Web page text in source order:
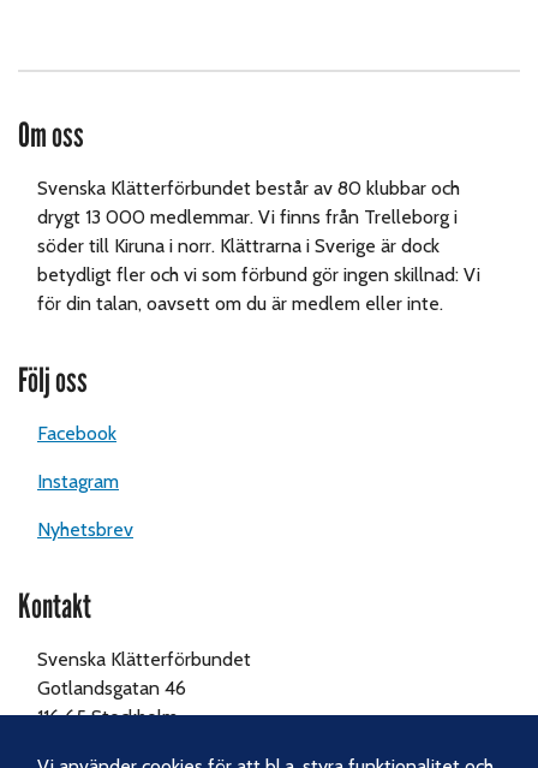
Om oss
Svenska Klätterförbundet består av 80 klubbar och
drygt 13 000 medlemmar. Vi finns från Trelleborg i
söder till Kiruna i norr. Klättrarna i Sverige är dock
betydligt fler och vi som förbund gör ingen skillnad: Vi
för din talan, oavsett om du är medlem eller inte.
Följ oss
Facebook
Instagram
Nyhetsbrev
Kontakt
Svenska Klätterförbundet
Gotlandsgatan 46
116 65 Stockholm